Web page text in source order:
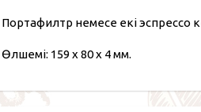
Портафилтр немесе екі эспрессо
Өлшемі: 159 x 80 x 4 мм.